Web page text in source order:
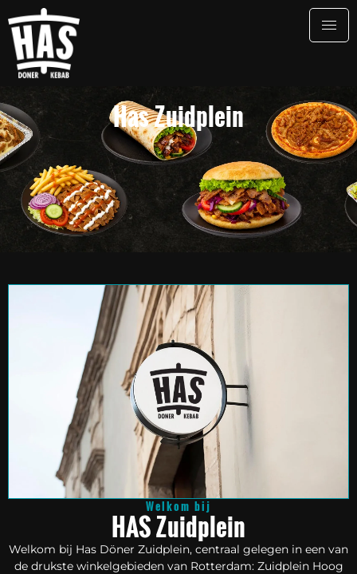
Has Zuidplein
Welkom bij
HAS Zuidplein
Welkom bij Has Döner Zuidplein, centraal gelegen in een van
de drukste winkelgebieden van Rotterdam: Zuidplein Hoog